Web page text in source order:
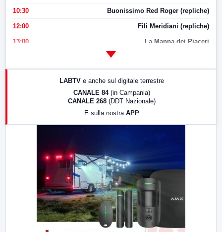
10:30 Buonissimo Red Roger (repliche)
12:00 Fili Meridiani (repliche)
13:00 La Mappa dei Piaceri
LABTV e anche sul digitale terrestre
CANALE 84 (in Campania)
CANALE 268 (DDT Nazionale)
E sulla nostra APP